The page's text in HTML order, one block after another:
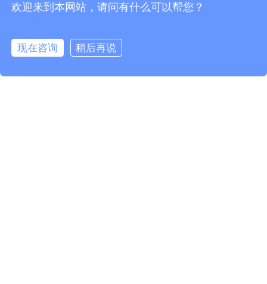
订阅最新资讯，活动详情，以及产品更新
欢迎来到本网站，请问有什么可以帮您？
现在咨询 稍后再说